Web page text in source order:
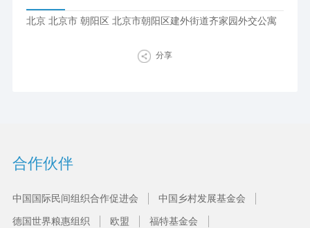
北京 北京市 朝阳区 北京市朝阳区建外街道齐家园外交公寓
分享
合作伙伴
中国国际民间组织合作促进会 中国乡村发展基金会
德国世界粮惠组织 欧盟 福特基金会